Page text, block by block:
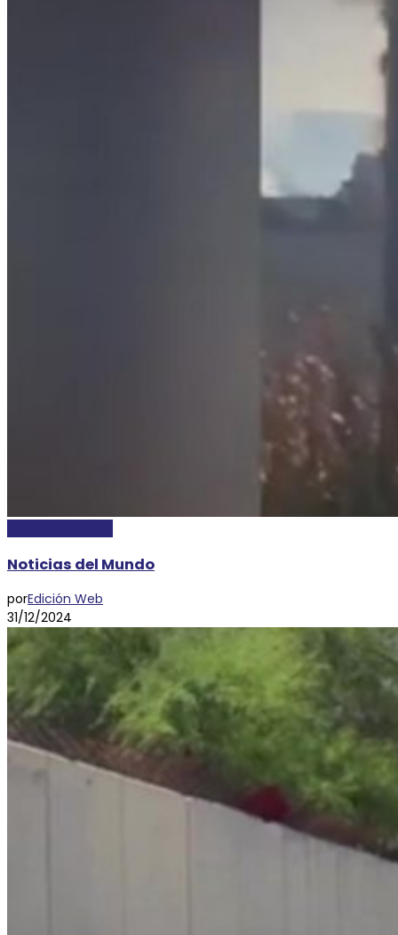
Noticias del Mundo
porEdición Web
31/12/2024